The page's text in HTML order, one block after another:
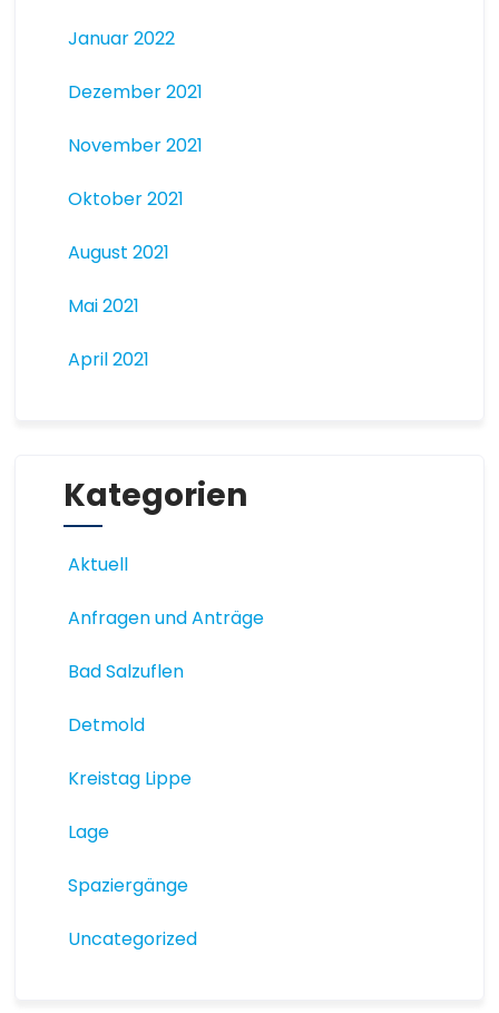
Januar 2022
Dezember 2021
November 2021
Oktober 2021
August 2021
Mai 2021
April 2021
Kategorien
Aktuell
Anfragen und Anträge
Bad Salzuflen
Detmold
Kreistag Lippe
Lage
Spaziergänge
Uncategorized